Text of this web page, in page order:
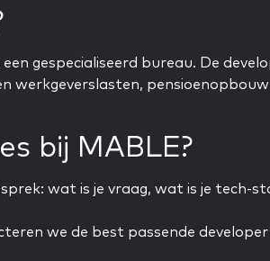
een gespecialiseerd bureau. De
werkgeverslasten,
bij MABLE?
wat is je vraag, wat is je tech-
we de best passende